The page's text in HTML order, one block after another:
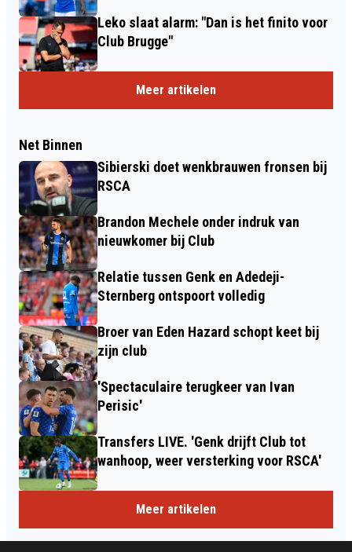
Leko slaat alarm: "Dan is het finito voor
Club Brugge"
Meer artikelen
Net Binnen
Sibierski doet wenkbrauwen fronsen bij
RSCA
Brandon Mechele onder indruk van
nieuwkomer bij Club
Relatie tussen Genk en Adedeji-
Sternberg ontspoort volledig
Broer van Eden Hazard schopt keet bij
zijn club
'Spectaculaire terugkeer van Ivan
Perisic'
Transfers LIVE. 'Genk drijft Club tot
wanhoop, weer versterking voor RSCA'
Meer artikelen